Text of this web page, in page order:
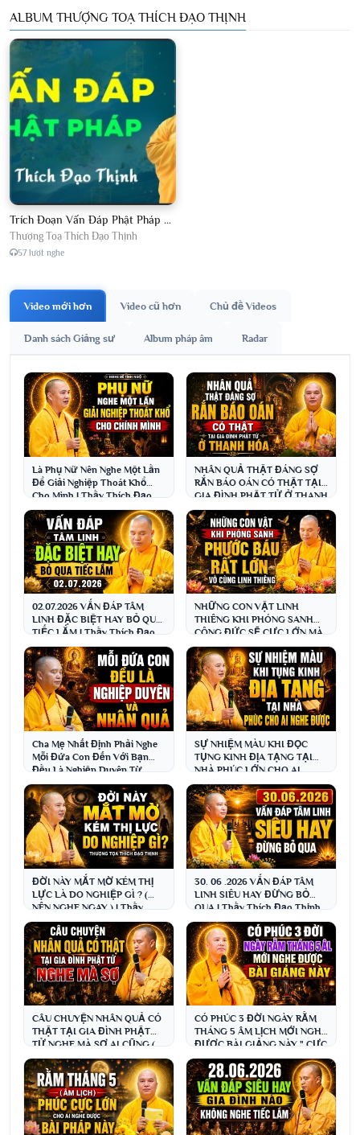
ALBUM THƯỢNG TOẠ THÍCH ĐẠO THỊNH
Trích Đoạn Vấn Đáp Phật Pháp 2026
Thượng Toạ Thích Đạo Thịnh
57 lượt nghe
Video mới hơn Video cũ hơn Chủ đề Videos
Danh sách Giảng sư Album pháp âm Radar
Là Phụ Nữ Nên Nghe Một Lần
Để Giải Nghiệp Thoát Khổ
Cho Mình | Thầy Thích Đạo
Thịnh
NHÂN QUẢ THẬT ĐÁNG SỢ
RẮN BÁO OÁN CÓ THẬT TẠI
GIA ĐÌNH PHẬT TỬ Ở THANH
HÓA | Thầy Thích Đạo Thịnh
02.07.2026 VẤN ĐÁP TÂM
LINH ĐẶC BIỆT HAY BỎ QUA
TIẾC LẮM | Thầy Thích Đạo
Thịnh
NHỮNG CON VẬT LINH
THIÊNG KHI PHÓNG SANH
CÔNG ĐỨC SẼ CỰC LỚN MÀ
ÍT AI BIẾT ĐẾN | Thầy Đạo
Thịnh
Cha Mẹ Nhất Định Phải Nghe
Mỗi Đứa Con Đến Với Bạn
Đều Là Nghiệp Duyên Từ
Nhiều Đời ( NÊN NGHE NGAY)
SỰ NHIỆM MÀU KHI ĐỌC
TỤNG KINH ĐỊA TẠNG TẠI
NHÀ PHÚC LỚN CHO AI
NGHE ĐƯỢC ĐIỀU NÀY (
QUAN TRỌNG )
ĐỜI NÀY MẮT MỜ KÉM THỊ
LỰC LÀ DO NGHIỆP GÌ ? (
NÊN NGHE NGAY ) | Thầy
Thích Đạo Thịnh
30. 06 .2026 VẤN ĐÁP TÂM
LINH SIÊU HAY ĐỪNG BỎ
QUA | Thầy Thích Đạo Thịnh
CÂU CHUYỆN NHÂN QUẢ CÓ
THẬT TẠI GIA ĐÌNH PHẬT
TỬ NGHE MÀ SỢ AI CŨNG (
NÊN NGHE NGAY )
CÓ PHÚC 3 ĐỜI NGÀY RẰM
THÁNG 5 ÂM LỊCH MỚI NGHE
ĐƯỢC BÀI GIẢNG NÀY " CỰC
HAY " |Thầy Thích Đạo Thịnh